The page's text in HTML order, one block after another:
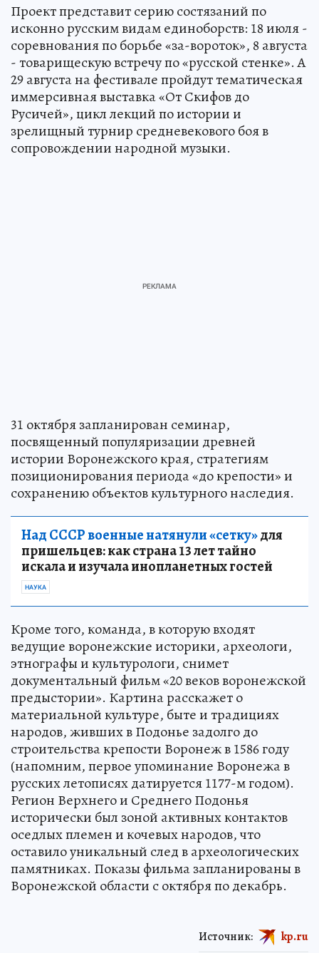
Проект представит серию состязаний по
исконно русским видам единоборств: 18 июля -
соревнования по борьбе «за-вороток», 8 августа
- товарищескую встречу по «русской стенке». А
29 августа на фестивале пройдут тематическая
иммерсивная выставка «От Скифов до
Русичей», цикл лекций по истории и
зрелищный турнир средневекового боя в
сопровождении народной музыки.
31 октября запланирован семинар,
посвященный популяризации древней
истории Воронежского края, стратегиям
позиционирования периода «до крепости» и
сохранению объектов культурного наследия.
Над СССР военные натянули «сетку»для
пришельцев: как страна 13 лет тайно
искала и изучала инопланетных гостей
НАУКА
Кроме того, команда, в которую входят
ведущие воронежские историки, археологи,
этнографы и культурологи, снимет
документальный фильм «20 веков воронежской
предыстории». Картина расскажет о
материальной культуре, быте и традициях
народов, живших в Подонье задолго до
строительства крепости Воронеж в 1586 году
(напомним, первое упоминание Воронежа в
русских летописях датируется 1177-м годом).
Регион Верхнего и Среднего Подонья
исторически был зоной активных контактов
оседлых племен и кочевых народов, что
оставило уникальный след в археологических
памятниках. Показы фильма запланированы в
Воронежской области с октября по декабрь.
Источник: kp.ru